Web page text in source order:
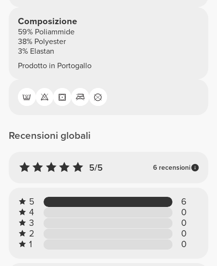
Composizione
59% Poliammide
38% Polyester
3% Elastan
Prodotto in Portogallo
Recensioni globali
5/5 6 recensioni
5
6
4
0
3
0
2
0
1
0